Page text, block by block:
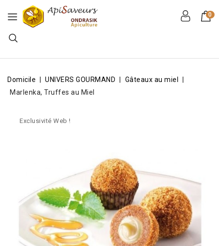
0
Domicile UNIVERS GOURMAND
Gâteaux au miel
Marlenka, Truffes au Miel
Exclusivité Web !